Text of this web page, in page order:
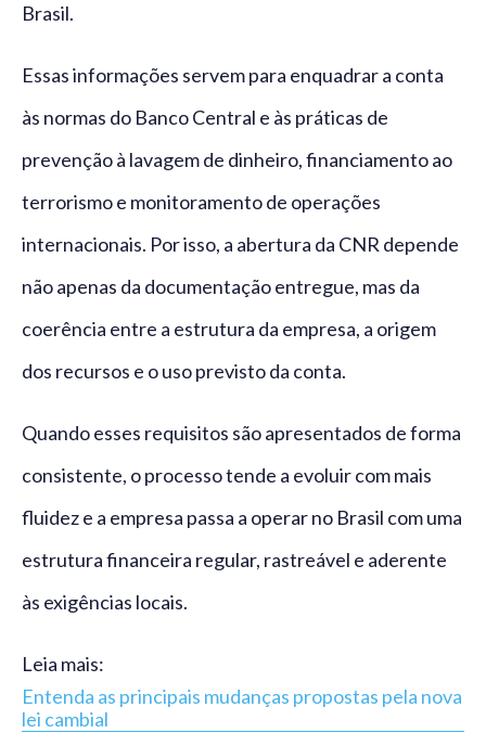
Brasil.
Essas informações servem para enquadrar a conta
às normas do Banco Central e às práticas de
prevenção à lavagem de dinheiro, financiamento ao
terrorismo e monitoramento de operações
internacionais. Por isso, a abertura da CNR depende
não apenas da documentação entregue, mas da
coerência entre a estrutura da empresa, a origem
dos recursos e o uso previsto da conta.
Quando esses requisitos são apresentados de forma
consistente, o processo tende a evoluir com mais
fluidez e a empresa passa a operar no Brasil com uma
estrutura financeira regular, rastreável e aderente
às exigências locais.
Leia mais:
Entenda as principais mudanças propostas pela nova
lei cambial